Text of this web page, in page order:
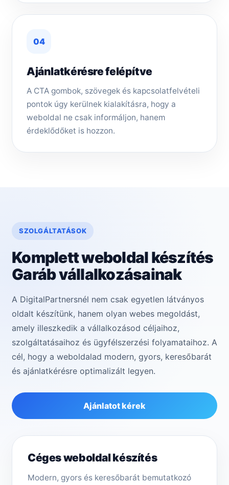
04
Ajánlatkérésre felépítve
A CTA gombok, szövegek és kapcsolatfelvételi
pontok úgy kerülnek kialakításra, hogy a
weboldal ne csak informáljon, hanem
érdeklődőket is hozzon.
SZOLGÁLTATÁSOK
Komplett weboldal készítés
Garáb vállalkozásainak
A DigitalPartnersnél nem csak egyetlen látványos
oldalt készítünk, hanem olyan webes megoldást,
amely illeszkedik a vállalkozásod céljaihoz,
szolgáltatásaihoz és ügyfélszerzési folyamataihoz. A
cél, hogy a weboldalad modern, gyors, keresőbarát
és ajánlatkérésre optimalizált legyen.
Ajánlatot kérek
Céges weboldal készítés
Modern, gyors és keresőbarát bemutatkozó